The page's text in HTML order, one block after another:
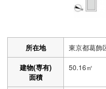
所在地 東京都葛
建物(専有)
面積
50.16㎡